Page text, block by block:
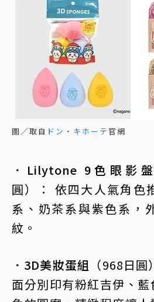
圖／取自 ドン・キホーテ 官網
．Lilytone 9色眼影盤
圓）： 依四大人氣角色
系、奶茶系與紫色系，
紋。
．3D美妝蛋組 （968日
面分別印有粉紅吉伊、